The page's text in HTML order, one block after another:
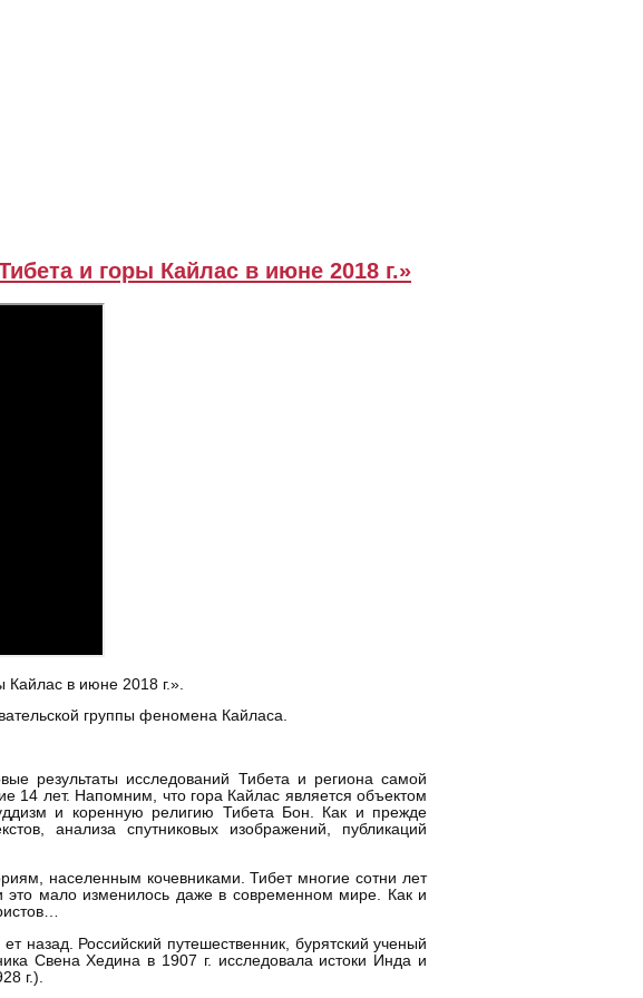
и горы Кайлас в июне 2018 г.»
Кайлас в июне 2018 г.».
группы феномена Кайласа.
результаты исследований Тибета и региона самой
14 лет. Напомним, что гора Кайлас является объектом
и коренную религию Тибета Бон. Как и прежде
анализа спутниковых изображений, публикаций
населенным кочевниками. Тибет многие сотни лет
это мало изменилось даже в современном мире. Как и
назад. Российский путешественник, бурятский ученый
Свена Хедина в 1907 г. исследовала истоки Инда и
г.).